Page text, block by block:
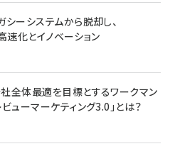
ーシステムから脱却し、
速化とイノベーション
社全体最適を目標とするワークマン
ューマーケティング3.0」とは？